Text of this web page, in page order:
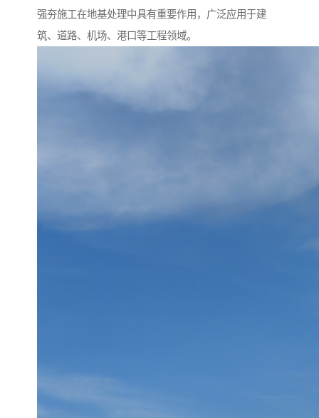
强夯施工在地基处理中具有重要作用，广泛应用于建
筑、道路、机场、港口等工程领域。